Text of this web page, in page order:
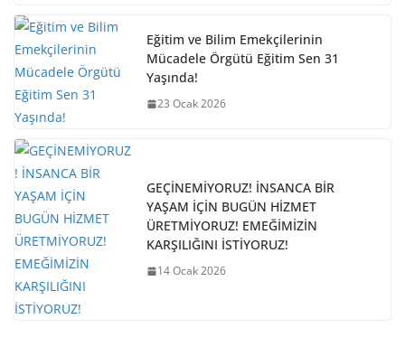
Eğitim ve Bilim Emekçilerinin
Mücadele Örgütü Eğitim Sen 31
Yaşında!
23 Ocak 2026
GEÇİNEMİYORUZ! İNSANCA BİR
YAŞAM İÇİN BUGÜN HİZMET
ÜRETMİYORUZ! EMEĞİMİZİN
KARŞILIĞINI İSTİYORUZ!
14 Ocak 2026